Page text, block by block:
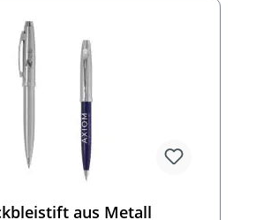
aus Metall